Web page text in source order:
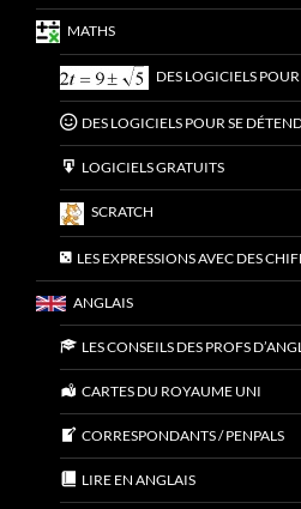
MATHS
DES LOGICIELS
DES LOGICIELS POUR SE
LOGICIELS GRATUITS
SCRATCH
LES EXPRESSIONS AVEC DES
ANGLAIS
LES CONSEILS DES PROFS
CARTES DU ROYAUME UNI
CORRESPONDANTS / PENPALS
LIRE EN ANGLAIS